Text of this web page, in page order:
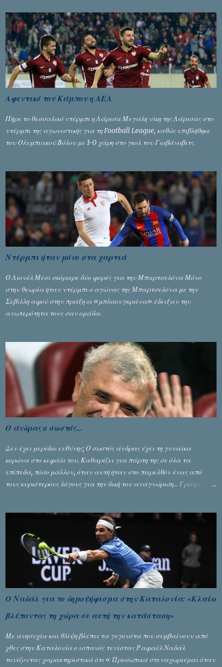
Αφεντικό του Κάμπου η ΑΕΛ
Πήρε το θεσσαλικό ντέρμπι η Λάρισα Μεγάλη νίκη της Λάρισας στο
ντέρμπι της αγωνιστικής για τη Football League, καθώς επιβλήθηκε
του Ολυμπιακού Βόλου με 1-0 χάρη στο γκολ του Γιοβάνοβιτς.
Ντέρμπι ήταν μόνο στα χαρτιά
Ο Λιονέλ Μέσι σκόραρε δύο φορές για την Μπαρτσελόνα Μόνο
στην θεωρία ήταν ντέρμπι ο αγώνας της Μπαρτσελόνα με την
Σεβίλλη αφού στην πράξη οι «μπλαουγκράνα» έδειξαν την
ανωτερότητα τους σαν ομάδα.
Ο άνδρας ο σωστός...
Δεν έχει μερίδιο ευθύνης; Ο σωστός άνδρας έχει τη γυναίκα
κορώνα στο κεφάλι του. Καθαρίζει για πάρτη της σε όλα τα
επίπεδα, πόσο μάλλον, όταν αυτή ήταν στο παρελθόν ένας από
τους κυριότερους λόγους για την δική του αναγνώριση... Γράφει ο
Ο Ναδάλ για το δημοψήφισμα στην Καταλονία: «Κλαίω
βλέποντας τη χώρα σε αυτή την κατάσταση»
Με ανησυχία και θλίψη βλέπει τα γεγονότα που συμβαίνουν από
χθες στην Καταλονία ο ισπανός τενίστας Ραφαέλ Ναδάλ
τονίζοντας χαρακτηριστικά ότι « Προσωπικά στεναχωριέμαι όταν